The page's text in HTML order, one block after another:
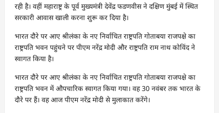
रही है। वहीं महाराष्ट्र के पूर्व मुख्यमंत्री देवेंद्र फडणवीस ने दक्षिण मुंबई में स्थित
सरकारी आवास खाली करना शुरू कर दिया है।
भारत दौरे पर आए श्रीलंका के नए निर्वाचित राष्ट्रपति गोताबया राजपक्षे का
राष्ट्रपति भवन पहुंचने पर पीएम नरेंद्र मोदी और राष्ट्रपति राम नाथ कोविंद ने
स्वागत किया है।
भारत दौरे पर आए श्रीलंका के नए निर्वाचित राष्ट्रपति गोताबया राजपक्षे का
राष्ट्रपति भवन में औपचारिक स्वागत किया गया। वह 30 नवंबर तक भारत के
दौरे पर हैं। वह आज पीएम नरेंद्र मोदी से मुलाकात करेंगे।